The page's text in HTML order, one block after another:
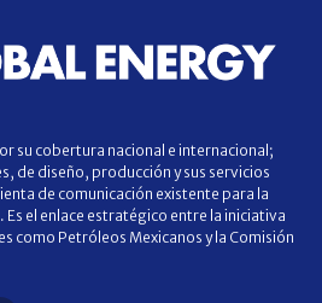
su cobertura nacional e internacional;
de diseño, producción y sus servicios
de comunicación existente para la
el enlace estratégico entre la iniciativa
como Petróleos Mexicanos y la Comisión